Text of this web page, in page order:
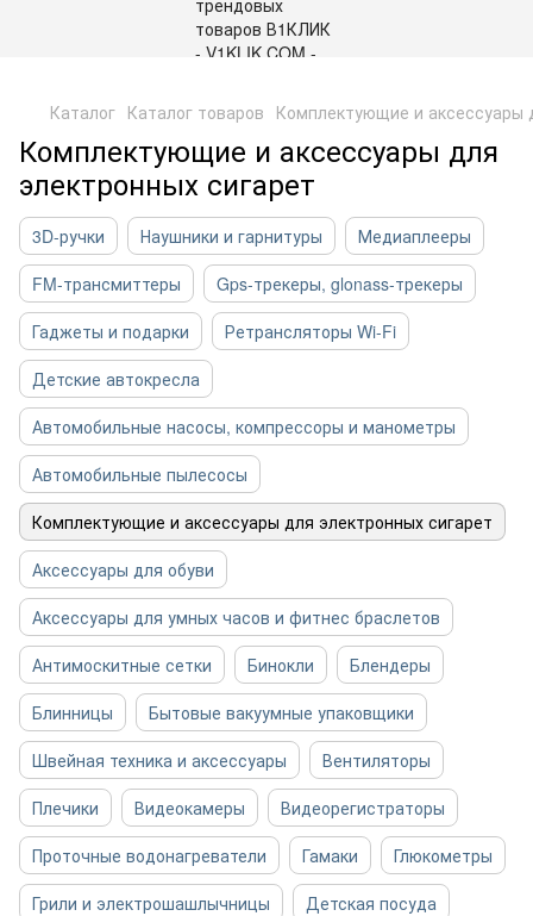
Каталог Каталог товаров Комплектующие и аксессуары
Комплектующие и аксессуары для
электронных сигарет
3D-ручки Наушники и гарнитуры
Медиаплееры
FM-трансмиттеры
Gps-трекеры, glonass-трекеры
Гаджеты и подарки
Ретрансляторы Wi-Fi
Детские автокресла
Автомобильные насосы, компрессоры и манометры
Автомобильные пылесосы
Комплектующие и аксессуары для электронных сигарет
Аксессуары для обуви
Аксессуары для умных часов и фитнес браслетов
Антимоскитные сетки
Бинокли
Блендеры
Блинницы
Бытовые вакуумные упаковщики
Швейная техника и аксессуары
Вентиляторы
Плечики
Видеокамеры
Видеорегистраторы
Проточные водонагреватели
Гамаки
Глюкометры
Грили и электрошашлычницы
Детская посуда